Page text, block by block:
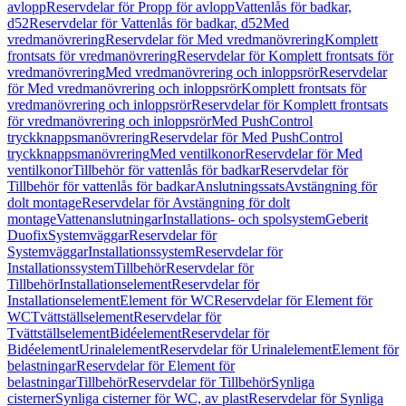
avloppReservdelar för Propp för avloppVattenlås för badkar,
d52Reservdelar för Vattenlås för badkar, d52Med
vredmanövreringReservdelar för Med vredmanövreringKomplett
frontsats för vredmanövreringReservdelar för Komplett frontsats för
vredmanövreringMed vredmanövrering och inloppsrörReservdelar
för Med vredmanövrering och inloppsrörKomplett frontsats för
vredmanövrering och inloppsrörReservdelar för Komplett frontsats
för vredmanövrering och inloppsrörMed PushControl
tryckknappsmanövreringReservdelar för Med PushControl
tryckknappsmanövreringMed ventilkonorReservdelar för Med
ventilkonorTillbehör för vattenlås för badkarReservdelar för
Tillbehör för vattenlås för badkarAnslutningssatsAvstängning för
dolt montageReservdelar för Avstängning för dolt
montageVattenanslutningarInstallations- och spolsystemGeberit
DuofixSystemväggarReservdelar för
SystemväggarInstallationssystemReservdelar för
InstallationssystemTillbehörReservdelar för
TillbehörInstallationselementReservdelar för
InstallationselementElement för WCReservdelar för Element för
WCTvättställselementReservdelar för
TvättställselementBidéelementReservdelar för
BidéelementUrinalelementReservdelar för UrinalelementElement för
belastningarReservdelar för Element för
belastningarTillbehörReservdelar för TillbehörSynliga
cisternerSynliga cisterner för WC, av plastReservdelar för Synliga